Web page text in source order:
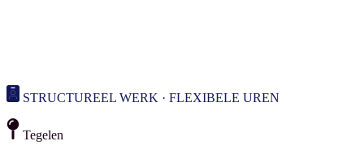
STRUCTUREEL WERK · FLEXIBELE UREN
Tegelen